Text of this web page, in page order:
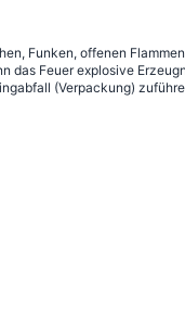
Funken, offenen
Feuer explosive
(Verpackung)